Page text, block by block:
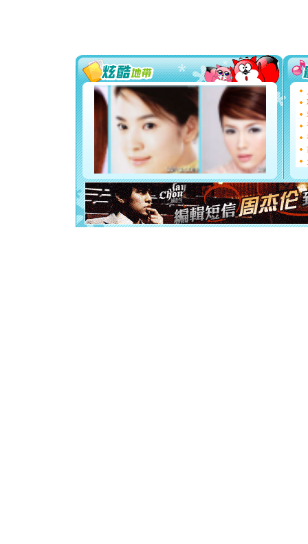
要平安！
[圣诞节]
能正大
都要快乐
[圣诞节]
如意,快
[元旦]
看
断电。
你是我
[元旦] 如
起；二是
离。水晶
[元旦]当
泣，这痛
卖了。水